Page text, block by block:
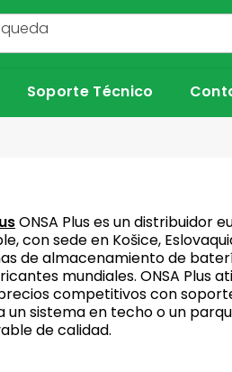
Soporte Técnico
ONSA Plus es un distribuidor
con sede en Košice,
de almacenamiento de
mundiales. ONSA Plus
competitivos con
sistema en techo o un
de calidad.